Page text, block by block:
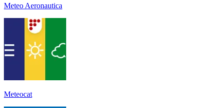
Meteo Aeronautica
Meteocat